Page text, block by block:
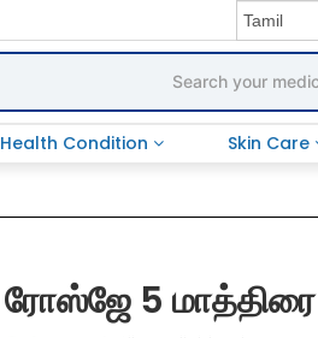
Health Condition Skin Care
ரோஸ்ஜே 5 மாத்திரை